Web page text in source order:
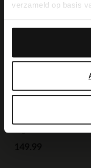
verzameld op basis
149.99
English